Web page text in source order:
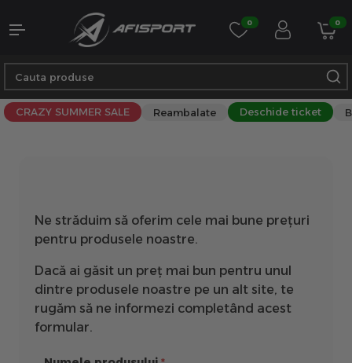
0 0
CRAZY SUMMER SALE Reambalate Deschide ticket
Ne străduim să oferim cele mai bune prețuri
pentru produsele noastre.
Dacă ai găsit un preț mai bun pentru unul
dintre produsele noastre pe un alt site, te
rugăm să ne informezi completând acest
formular.